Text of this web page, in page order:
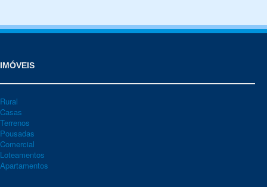
IMÓVEIS
Rural
Casas
Terrenos
Pousadas
Comercial
Loteamentos
Apartamentos